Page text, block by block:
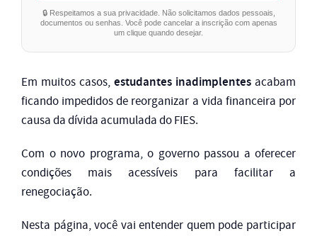
🔒 Respeitamos a sua privacidade. Não solicitamos dados pessoais,
documentos ou senhas. Você pode cancelar a inscrição com apenas
um clique quando desejar.
Em muitos casos, estudantes inadimplentes acabam
ficando impedidos de reorganizar a vida financeira por
causa da dívida acumulada do FIES.
Com o novo programa, o governo passou a oferecer
condições mais acessíveis para facilitar a
renegociação.
Nesta página, você vai entender quem pode participar